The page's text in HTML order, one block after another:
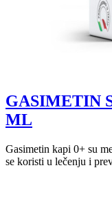
GASIMETIN
ML
Gasimetin kapi 0+ su
se koristi u lečenju i